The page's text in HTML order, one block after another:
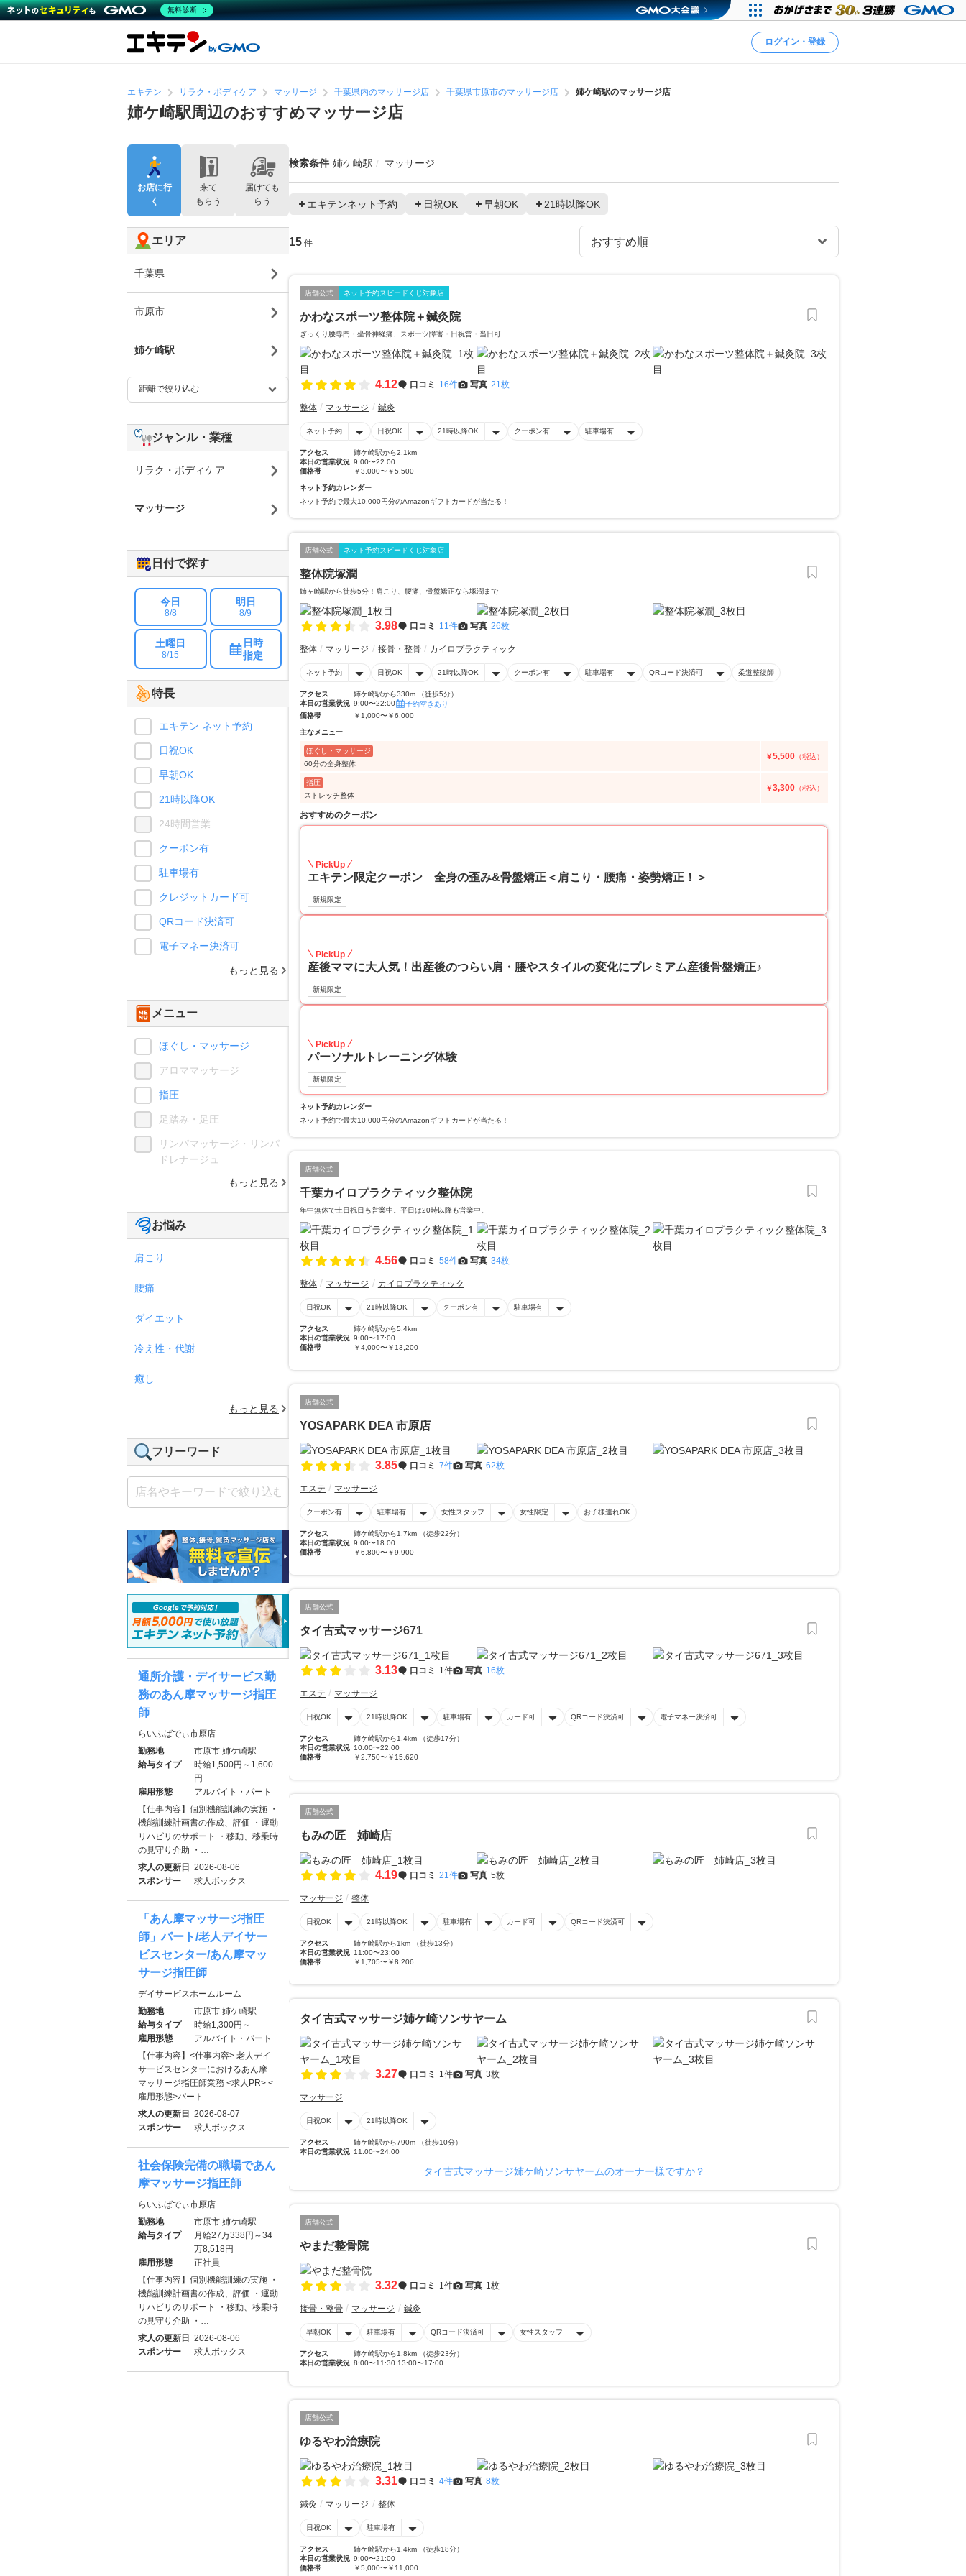
ログイン・登録
エキテン リラク・ボディケア マッサージ 千葉県内のマッサージ店 千葉県市原市のマッサージ店 姉ケ崎駅のマッサージ店
姉ケ崎駅周辺のおすすめマッサージ店
検索条件 姉ケ崎駅 マッサージ
エキテンネット予約 日祝OK 早朝OK 21時以降OK
15 件
店舗公式 ネット予約スピードくじ対象店
かわなスポーツ整体院＋鍼灸院
ぎっくり腰専門・坐骨神経痛、スポーツ障害・日祝営・当日可
4.12 口コミ 16件 写真 21枚
整体 マッサージ 鍼灸
ネット予約 日祝OK 21時以降OK クーポン有 駐車場有
アクセス
姉ケ崎駅から2.1km
本日の営業状況 9:00〜22:00
価格帯
￥3,000〜￥5,500
ネット予約カレンダー
ネット予約で最大10,000円分のAmazonギフトカードが当たる！
店舗公式 ネット予約スピードくじ対象店
整体院塚潤
姉ヶ崎駅から徒歩5分！肩こり、腰痛、骨盤矯正なら塚潤まで
3.98 口コミ 11件 写真 26枚
整体 マッサージ 接骨・整骨 カイロプラクティック
ネット予約 日祝OK 21時以降OK クーポン有 駐車場有 QRコード決済可 柔道整復師
アクセス
姉ケ崎駅から330m （徒歩5分）
本日の営業状況 9:00〜22:00
予約空きあり
価格帯
￥1,000〜￥6,000
主なメニュー
ほぐし・マッサージ
60分の全身整体
￥5,500 （税込）
指圧
ストレッチ整体
￥3,300 （税込）
おすすめのクーポン
PickUp
エキテン限定クーポン 全身の歪み&骨盤矯正＜肩こり・腰痛・姿勢矯正！＞
新規限定
PickUp
産後ママに大人気！出産後のつらい肩・腰やスタイルの変化にプレミアム産後骨盤矯正♪
新規限定
PickUp
パーソナルトレーニング体験
新規限定
ネット予約カレンダー
ネット予約で最大10,000円分のAmazonギフトカードが当たる！
店舗公式
千葉カイロプラクティック整体院
年中無休で土日祝日も営業中。平日は20時以降も営業中。
4.56 口コミ 58件 写真 34枚
整体 マッサージ カイロプラクティック
日祝OK 21時以降OK クーポン有 駐車場有
アクセス
姉ケ崎駅から5.4km
本日の営業状況 9:00〜17:00
価格帯
￥4,000〜￥13,200
店舗公式
YOSAPARK DEA 市原店
3.85 口コミ 7件 写真 62枚
エステ マッサージ
クーポン有 駐車場有 女性スタッフ 女性限定 お子様連れOK
アクセス
姉ケ崎駅から1.7km （徒歩22分）
本日の営業状況 9:00〜18:00
価格帯
￥6,800〜￥9,900
店舗公式
タイ古式マッサージ671
3.13 口コミ 1件 写真 16枚
エステ マッサージ
日祝OK 21時以降OK 駐車場有 カード可 QRコード決済可 電子マネー決済可
アクセス
姉ケ崎駅から1.4km （徒歩17分）
本日の営業状況 10:00〜22:00
価格帯
￥2,750〜￥15,620
店舗公式
もみの匠 姉崎店
4.19 口コミ 21件 写真 5枚
マッサージ 整体
日祝OK 21時以降OK 駐車場有 カード可 QRコード決済可
アクセス
姉ケ崎駅から1km （徒歩13分）
本日の営業状況 11:00〜23:00
価格帯
￥1,705〜￥8,206
タイ古式マッサージ姉ケ崎ソンサヤーム
3.27 口コミ 1件 写真 3枚
マッサージ
日祝OK 21時以降OK
アクセス
姉ケ崎駅から790m （徒歩10分）
本日の営業状況 11:00〜24:00
タイ古式マッサージ姉ケ崎ソンサヤームのオーナー様ですか？
店舗公式
やまだ整骨院
3.32 口コミ 1件 写真 1枚
接骨・整骨 マッサージ 鍼灸
早朝OK 駐車場有 QRコード決済可 女性スタッフ
アクセス
姉ケ崎駅から1.8km （徒歩23分）
本日の営業状況 8:00〜11:30 13:00〜17:00
店舗公式
ゆるやわ治療院
3.31 口コミ 4件 写真 8枚
鍼灸 マッサージ 整体
日祝OK 駐車場有
アクセス
姉ケ崎駅から1.4km （徒歩18分）
本日の営業状況 9:00〜21:00
価格帯
￥5,000〜￥11,000
お店に行
く
来て
もらう
届けても
らう
エリア
千葉県
市原市
姉ケ崎駅
ジャンル・業種
リラク・ボディケア
マッサージ
日付で探す
今日
8/8
明日
8/9
土曜日
8/15
日時
指定
特長
エキテン ネット予約
日祝OK
早朝OK
21時以降OK
24時間営業
クーポン有
駐車場有
クレジットカード可
QRコード決済可
電子マネー決済可
もっと見る
メニュー
ほぐし・マッサージ
アロママッサージ
指圧
足踏み・足圧
リンパマッサージ・リンパ
ドレナージュ
もっと見る
お悩み
肩こり
腰痛
ダイエット
冷え性・代謝
癒し
もっと見る
フリーワード
通所介護・デイサービス勤
務のあん摩マッサージ指圧
師
らいふばでぃ市原店
勤務地
市原市 姉ケ崎駅
給与タイプ
時給1,500円～1,600
円
雇用形態
アルバイト・パート
【仕事内容】個別機能訓練の実施 ・
機能訓練計画書の作成、評価 ・運動
リハビリのサポート ・移動、移乗時
の見守り介助 ・…
求人の更新日 2026-08-06
スポンサー
求人ボックス
「あん摩マッサージ指圧
師」パート/老人デイサー
ビスセンター/あん摩マッ
サージ指圧師
デイサービスホームルーム
勤務地
市原市 姉ケ崎駅
給与タイプ
時給1,300円～
雇用形態
アルバイト・パート
【仕事内容】<仕事内容> 老人デイ
サービスセンターにおけるあん摩
マッサージ指圧師業務 <求人PR> <
雇用形態>パート…
求人の更新日 2026-08-07
スポンサー
求人ボックス
社会保険完備の職場であん
摩マッサージ指圧師
らいふばでぃ市原店
勤務地
市原市 姉ケ崎駅
給与タイプ
月給27万338円～34
万8,518円
雇用形態
正社員
【仕事内容】個別機能訓練の実施 ・
機能訓練計画書の作成、評価 ・運動
リハビリのサポート ・移動、移乗時
の見守り介助 ・…
求人の更新日 2026-08-06
スポンサー
求人ボックス
無料診断